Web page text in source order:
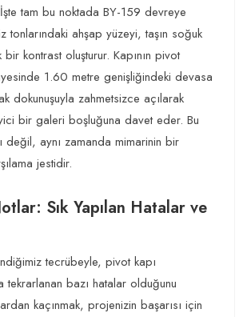
tam bu noktada BY-159 devreye
tonlarındaki ahşap yüzeyi, taşın soğuk
kontrast oluşturur. Kapının pivot
1.60 metre genişliğindeki devasa
dokunuşuyla zahmetsizce açılarak
bir galeri boşluğuna davet eder. Bu
değil, aynı zamanda mimarinin bir
jestidir.
Sık Yapılan Hatalar ve
tecrübeyle, pivot kapı
tekrarlanan bazı hatalar olduğunu
kaçınmak, projenizin başarısı için